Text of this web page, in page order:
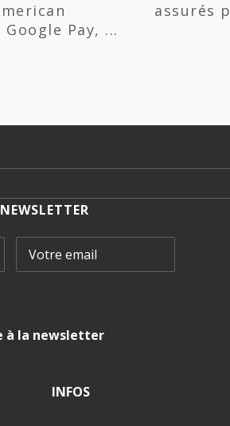
Pay, ...
assurés
à la newsletter
INFOS